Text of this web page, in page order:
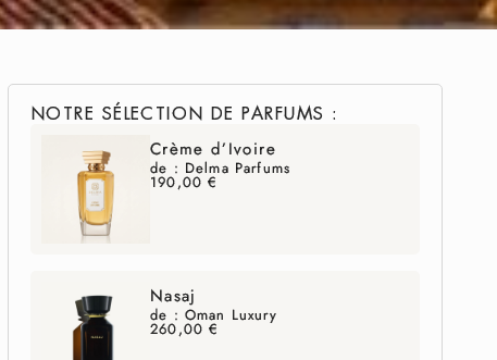
NOTRE SÉLECTION DE PARFUMS :
Crème d’Ivoire
de : Delma Parfums
190,00€
Nasaj
de : Oman Luxury
260,00€